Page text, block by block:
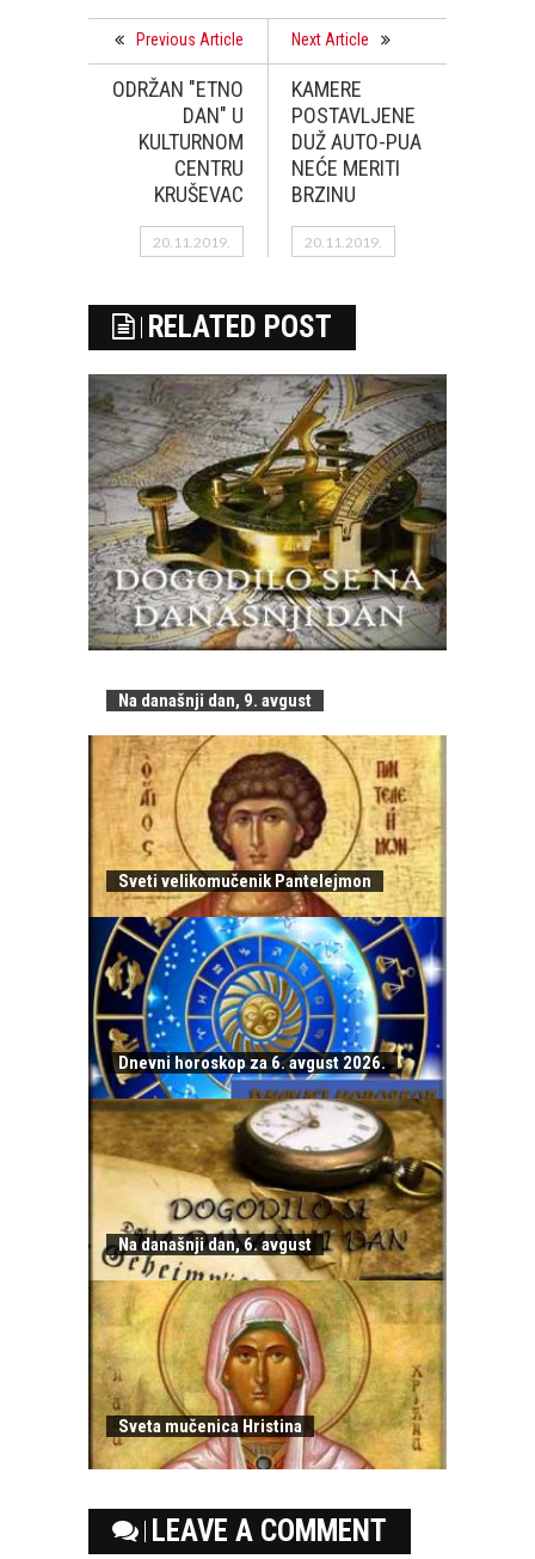
Previous Article
ODRŽAN "ETNO
DAN" U
KULTURNOM
CENTRU
KRUŠEVAC
20.11.2019.
Next Article
KAMERE
POSTAVLJENE
DUŽ AUTO-PUA
NEĆE MERITI
BRZINU
20.11.2019.
RELATED POST
Na današnji dan, 9. avgust
Sveti velikomučenik Pantelejmon
Dnevni horoskop za 6. avgust 2026.
Na današnji dan, 6. avgust
Sveta mučenica Hristina
LEAVE A COMMENT